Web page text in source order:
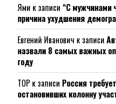
Ями к записи “С мужчинами
причина ухудшения
Евгений Иванович к записи
назвали 8 самых важных
году
ТОР к записи Россия
остановивших колонну